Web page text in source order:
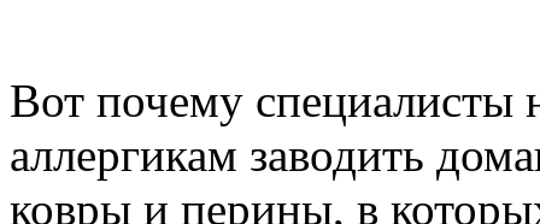
Вот почему специалисты
аллергикам заводить
ковры и перины, в